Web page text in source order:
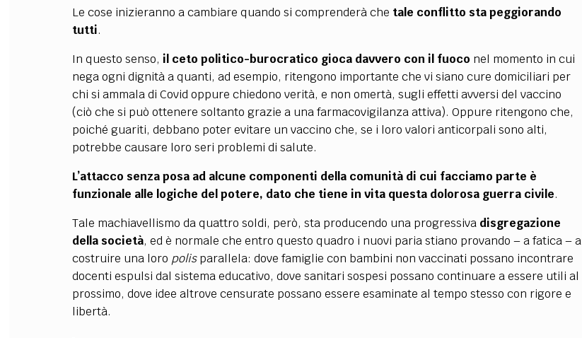
Le cose inizieranno a cambiare quando si comprenderà che tale conflitto sta peggiorando
tutti.
In questo senso, il ceto politico-burocratico gioca davvero con il fuoco nel momento in cui
nega ogni dignità a quanti, ad esempio, ritengono importante che vi siano cure domiciliari per
chi si ammala di Covid oppure chiedono verità, e non omertà, sugli effetti avversi del vaccino
(ciò che si può ottenere soltanto grazie a una farmacovigilanza attiva). Oppure ritengono che,
poiché guariti, debbano poter evitare un vaccino che, se i loro valori anticorpali sono alti,
potrebbe causare loro seri problemi di salute.
L’attacco senza posa ad alcune componenti della comunità di cui facciamo parte è
funzionale alle logiche del potere, dato che tiene in vita questa dolorosa guerra civile.
Tale machiavellismo da quattro soldi, però, sta producendo una progressiva disgregazione
della società, ed è normale che entro questo quadro i nuovi paria stiano provando – a fatica – a
costruire una loro polisparallela: dove famiglie con bambini non vaccinati possano incontrare
docenti espulsi dal sistema educativo, dove sanitari sospesi possano continuare a essere utili al
prossimo, dove idee altrove censurate possano essere esaminate al tempo stesso con rigore e
libertà.